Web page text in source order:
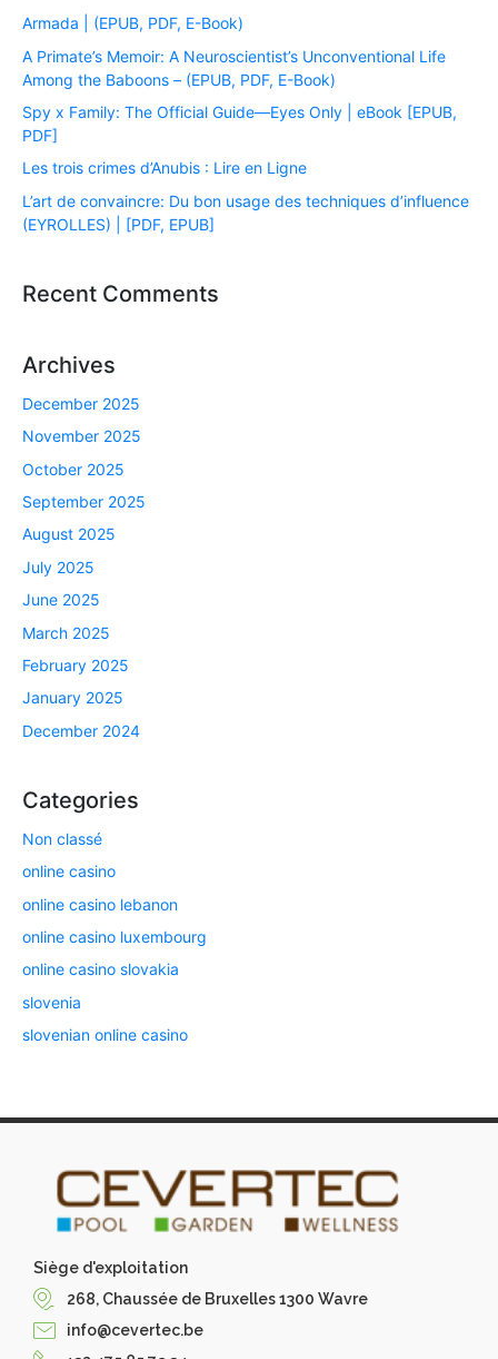
Armada | (EPUB, PDF, E-Book)
A Primate’s Memoir: A Neuroscientist’s Unconventional Life
Among the Baboons – (EPUB, PDF, E-Book)
Spy x Family: The Official Guide―Eyes Only | eBook [EPUB,
PDF]
Les trois crimes d’Anubis : Lire en Ligne
L’art de convaincre: Du bon usage des techniques d’influence
(EYROLLES) | [PDF, EPUB]
Recent Comments
Archives
December 2025
November 2025
October 2025
September 2025
August 2025
July 2025
June 2025
March 2025
February 2025
January 2025
December 2024
Categories
Non classé
online casino
online casino lebanon
online casino luxembourg
online casino slovakia
slovenia
slovenian online casino
Siège d'exploitation
268, Chaussée de Bruxelles 1300 Wavre
info@cevertec.be